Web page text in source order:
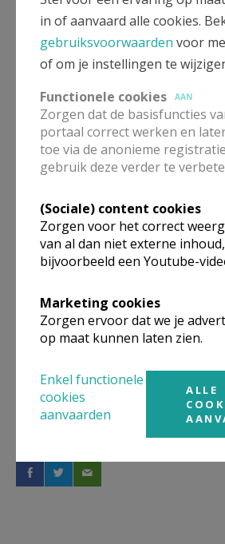
CCV Brussel
Audio
in of aanvaard alle cookies.
gebruiksvoorwaarden voor
of om je instellingen te
Functionele cookies
AAN
Zorgen dat de basisfuncties
portaal correct werken en
toe via de anonieme
gebruik deze verder te
(Sociale) content cookies
Zorgen voor het correct
van al dan niet externe inhoud,
bijvoorbeeld een Youtube-
Marketing cookies
Zorgen ervoor dat we je
op maat kunnen laten zien.
Enkel functionele
cookies
aanvaarden
ALLE